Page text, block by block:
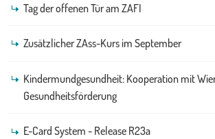
Tag der offenen Tür am ZAFI
Zusätzlicher ZAss-Kurs im September
Kindermundgesundheit: Kooperation mit
Gesundheitsförderung
E-Card System - Release R23a